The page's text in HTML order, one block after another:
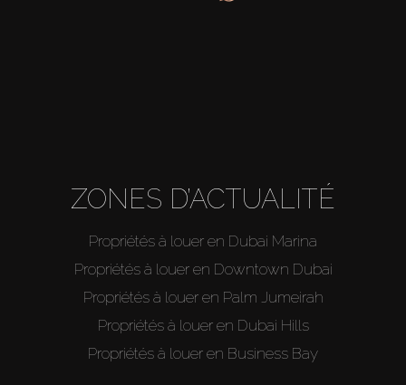
ZONES D’ACTUALITÉ
Propriétés à louer en Dubai Marina
Propriétés à louer en Downtown Dubai
Propriétés à louer en Palm Jumeirah
Propriétés à louer en Dubai Hills
Propriétés à louer en Business Bay